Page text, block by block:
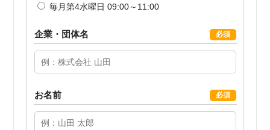
毎月第4水曜日 09:00～11:00
企業・団体名 必須
お名前 必須